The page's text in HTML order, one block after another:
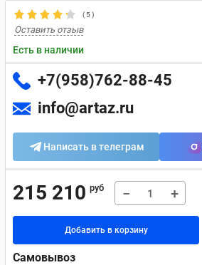
(5)
Оставить отзыв
Есть в наличии
+7(958)762-88-45
info@artaz.ru
Написать в телеграм
215 210 руб − +
Добавить в корзину
Самовывоз